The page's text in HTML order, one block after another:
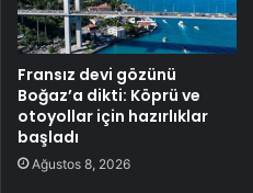
Fransız devi gözünü
Boğaz’a dikti: Köprü ve
otoyollar için hazırlıklar
başladı
Ağustos 8, 2026